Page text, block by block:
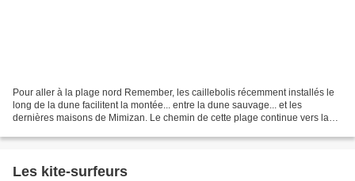
Pour aller à la plage nord Remember, les caillebolis récemment installés le
long de la dune facilitent la montée... entre la dune sauvage... et les
dernières maisons de Mimizan. Le chemin de cette plage continue vers la
Les kite-surfeurs